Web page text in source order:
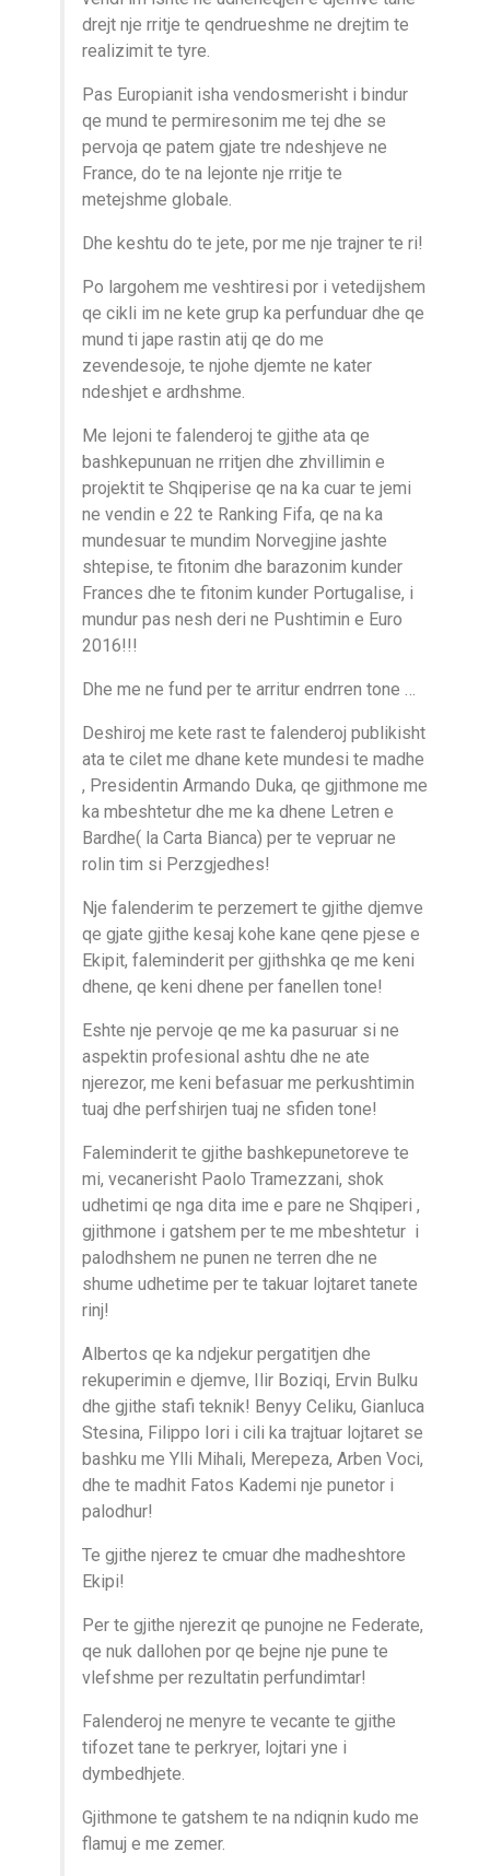
drejt nje rritje te qendrueshme ne drejtim te
realizimit te tyre.
Pas Europianit isha vendosmerisht i bindur
qe mund te permiresonim me tej dhe se
pervoja qe patem gjate tre ndeshjeve ne
France, do te na lejonte nje rritje te
metejshme globale.
Dhe keshtu do te jete, por me nje trajner te ri!
Po largohem me veshtiresi por i vetedijshem
qe cikli im ne kete grup ka perfunduar dhe qe
mund ti jape rastin atij qe do me
zevendesoje, te njohe djemte ne kater
ndeshjet e ardhshme.
Me lejoni te falenderoj te gjithe ata qe
bashkepunuan ne rritjen dhe zhvillimin e
projektit te Shqiperise qe na ka cuar te jemi
ne vendin e 22 te Ranking Fifa, qe na ka
mundesuar te mundim Norvegjine jashte
shtepise, te fitonim dhe barazonim kunder
Frances dhe te fitonim kunder Portugalise, i
mundur pas nesh deri ne Pushtimin e Euro
2016!!!
Dhe me ne fund per te arritur endrren tone …
Deshiroj me kete rast te falenderoj publikisht
ata te cilet me dhane kete mundesi te madhe
, Presidentin Armando Duka, qe gjithmone me
ka mbeshtetur dhe me ka dhene Letren e
Bardhe( la Carta Bianca) per te vepruar ne
rolin tim si Perzgjedhes!
Nje falenderim te perzemert te gjithe djemve
qe gjate gjithe kesaj kohe kane qene pjese e
Ekipit, faleminderit per gjithshka qe me keni
dhene, qe keni dhene per fanellen tone!
Eshte nje pervoje qe me ka pasuruar si ne
aspektin profesional ashtu dhe ne ate
njerezor, me keni befasuar me perkushtimin
tuaj dhe perfshirjen tuaj ne sfiden tone!
Faleminderit te gjithe bashkepunetoreve te
mi, vecanerisht Paolo Tramezzani, shok
udhetimi qe nga dita ime e pare ne Shqiperi ,
gjithmone i gatshem per te me mbeshtetur i
palodhshem ne punen ne terren dhe ne
shume udhetime per te takuar lojtaret tanete
rinj!
Albertos qe ka ndjekur pergatitjen dhe
rekuperimin e djemve, Ilir Boziqi, Ervin Bulku
dhe gjithe stafi teknik! Benyy Celiku, Gianluca
Stesina, Filippo Iori i cili ka trajtuar lojtaret se
bashku me Ylli Mihali, Merepeza, Arben Voci,
dhe te madhit Fatos Kademi nje punetor i
palodhur!
Te gjithe njerez te cmuar dhe madheshtore
Ekipi!
Per te gjithe njerezit qe punojne ne Federate,
qe nuk dallohen por qe bejne nje pune te
vlefshme per rezultatin perfundimtar!
Falenderoj ne menyre te vecante te gjithe
tifozet tane te perkryer, lojtari yne i
dymbedhjete.
Gjithmone te gatshem te na ndiqnin kudo me
flamuj e me zemer.